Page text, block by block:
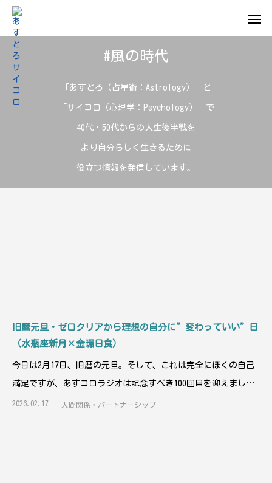
#風の時代
「あすとろ（占星術：Astrology）」と
「サイコロ（心理学：Psychology）」で
40代・50代からの人生後半戦を
より自分らしく生きるために
役立つ情報を発信しています。
旧暦元旦・ゼロクリアから理想の自分に”変わっていい”日
（水瓶座新月×金環日食）
今日は2月17日、旧暦の元旦。そして、これは完全にぼくの自己
満足ですが、あすコロラジオは記念すべき100回目を迎えまし
た。ひとえに聞
2026.02.17 人間関係・パートナーシップ